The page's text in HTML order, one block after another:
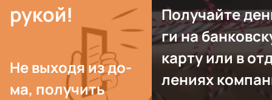
ру­кой!
Не вы­ходя из до­
ма, по­лучить
По­лучай­те
ги на
кар­ту или в
лени­ях